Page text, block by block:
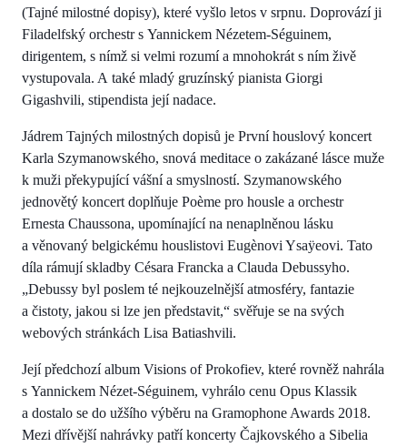
(Tajné milostné dopisy), které vyšlo letos v srpnu. Doprovází ji
Filadelfský orchestr s Yannickem Nézetem-Séguinem,
dirigentem, s nímž si velmi rozumí a mnohokrát s ním živě
vystupovala. A také mladý gruzínský pianista Giorgi
Gigashvili, stipendista její nadace.
Jádrem Tajných milostných dopisů je První houslový koncert
Karla Szymanowského, snová meditace o zakázané lásce muže
k muži překypující vášní a smyslností. Szymanowského
jednovětý koncert doplňuje Poème pro housle a orchestr
Ernesta Chaussona, upomínající na nenaplněnou lásku
a věnovaný belgickému houslistovi Eugènovi Ysaÿeovi. Tato
díla rámují skladby Césara Francka a Clauda Debussyho.
„Debussy byl poslem té nejkouzelnější atmosféry, fantazie
a čistoty, jakou si lze jen představit,“ svěřuje se na svých
webových stránkách Lisa Batiashvili.
Její předchozí album Visions of Prokofiev, které rovněž nahrála
s Yannickem Nézet-Séguinem, vyhrálo cenu Opus Klassik
a dostalo se do užšího výběru na Gramophone Awards 2018.
Mezi dřívější nahrávky patří koncerty Čajkovského a Sibelia